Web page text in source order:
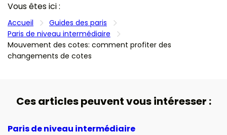
Vous êtes ici :
Accueil
Guides des paris
Paris de niveau intermédiaire
Mouvement des cotes: comment profiter des
changements de cotes
Ces articles peuvent vous intéresser :
Paris de niveau intermédiaire